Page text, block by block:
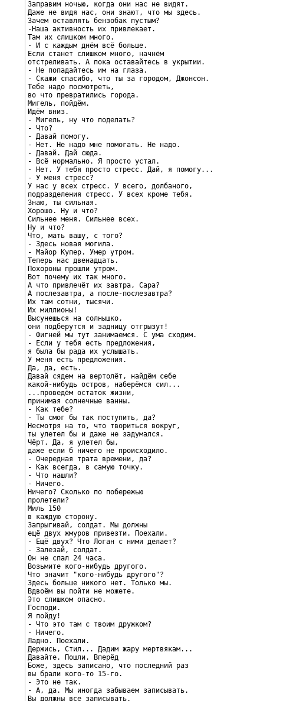
Заправим ночью, когда они нас не видят.
Даже не видя нас, они знают, что мы здесь.
Зачем оставлять бензобак пустым?
-Наша активность их привлекает.
Там их слишком много.
- И с каждым днём всё больше.
Если станет слишком много, начнём
отстреливать. А пока оставайтесь в укрытии.
- Не попадайтесь им на глаза.
- Скажи спасибо, что ты за городом, Джонсон.
Тебе надо посмотреть,
во что превратились города.
Мигель, пойдём.
Идём вниз.
- Мигель, ну что поделать?
- Что?
- Давай помогу.
- Нет. Не надо мне помогать. Не надо.
- Давай. Дай сюда.
- Всё нормально. Я просто устал.
- Нет. У тебя просто стресс. Дай, я помогу...
- У меня стресс?
У нас у всех стресс. У всего, долбаного,
подразделения стресс. У всех кроме тебя.
Знаю, ты сильная.
Хорошо. Ну и что?
Сильнее меня. Сильнее всех.
Ну и что?
Что, мать вашу, с того?
- Здесь новая могила.
- Майор Купер. Умер утром.
Теперь нас двенадцать.
Похороны прошли утром.
Вот почему их так много.
А что привлечёт их завтра, Сара?
А послезавтра, а после-послезавтра?
Их там сотни, тысячи.
Их миллионы!
Высунешься на солнышко,
они подберутся и задницу отгрызут!
- Фигней мы тут занимаемся. С ума сходим.
- Если у тебя есть предложения,
я была бы рада их услышать.
У меня есть предложения.
Да, да, есть.
Давай сядем на вертолёт, найдём себе
какой-нибудь остров, наберёмся сил...
...проведём остаток жизни,
принимая солнечные ванны.
- Как тебе?
- Ты смог бы так поступить, да?
Несмотря на то, что твориться вокруг,
ты улетел бы и даже не задумался.
Чёрт. Да, я улетел бы,
даже если б ничего не происходило.
- Очередная трата времени, да?
- Как всегда, в самую точку.
- Что нашли?
- Ничего.
Ничего? Сколько по побережью
пролетели?
Миль 150
в каждую сторону.
Запрыгивай, солдат. Мы должны
ещё двух жмуров привезти. Поехали.
- Ещё двух? Что Логан с ними делает?
- Залезай, солдат.
Он не спал 24 часа.
Возьмите кого-нибудь другого.
Что значит "кого-нибудь другого"?
Здесь больше никого нет. Только мы.
Вдвоём вы пойти не можете.
Это слишком опасно.
Господи.
Я пойду!
- Что это там с твоим дружком?
- Ничего.
Ладно. Поехали.
Держись, Стил... Дадим жару мертвякам...
Давайте. Пошли. Вперёд
Боже, здесь записано, что последний раз
вы брали кого-то 15-го.
- Это не так.
- А, да. Мы иногда забываем записывать.
Вы должны все записывать.